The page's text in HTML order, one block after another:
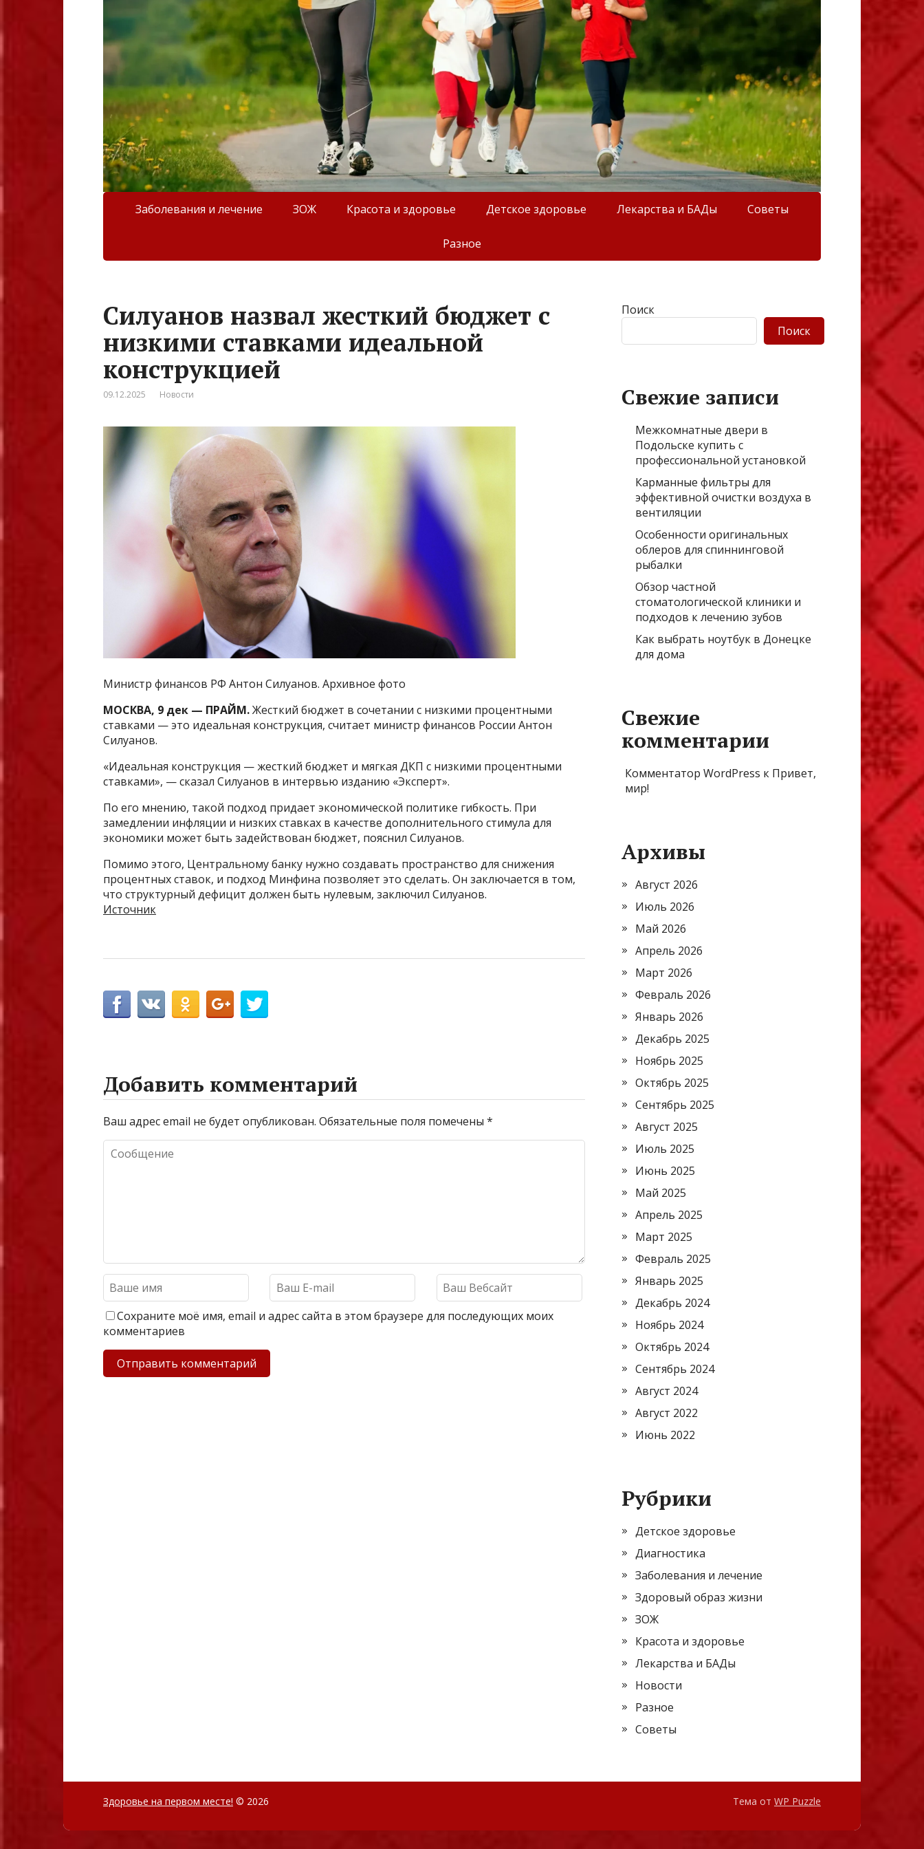
Заболевания и лечение ЗОЖ Красота и здоровье Детское здоровье Лекарства и БАДы Советы
Разное
Силуанов назвал жесткий бюджет с
низкими ставками идеальной
конструкцией
09.12.2025 Новости
Министр финансов РФ Антон Силуанов. Архивное фото
МОСКВА, 9 дек — ПРАЙМ.Жесткий бюджет в сочетании с низкими процентными
ставками — это идеальная конструкция, считает министр финансов России Антон
Силуанов.
«Идеальная конструкция — жесткий бюджет и мягкая ДКП с низкими процентными
ставками», — сказал Силуанов в интервью изданию «Эксперт».
По его мнению, такой подход придает экономической политике гибкость. При
замедлении инфляции и низких ставках в качестве дополнительного стимула для
экономики может быть задействован бюджет, пояснил Силуанов.
Помимо этого, Центральному банку нужно создавать пространство для снижения
процентных ставок, и подход Минфина позволяет это сделать. Он заключается в том,
что структурный дефицит должен быть нулевым, заключил Силуанов.
Источник
Добавить комментарий
Ваш адрес email не будет опубликован. Обязательные поля помечены *
Сохраните моё имя, email и адрес сайта в этом браузере для последующих моих
комментариев
Поиск
Поиск
Свежие записи
Межкомнатные двери в
Подольске купить с
профессиональной установкой
Карманные фильтры для
эффективной очистки воздуха в
вентиляции
Особенности оригинальных
облеров для спиннинговой
рыбалки
Обзор частной
стоматологической клиники и
подходов к лечению зубов
Как выбрать ноутбук в Донецке
для дома
Свежие
комментарии
Комментатор WordPress к Привет,
мир!
Архивы
Август 2026
Июль 2026
Май 2026
Апрель 2026
Март 2026
Февраль 2026
Январь 2026
Декабрь 2025
Ноябрь 2025
Октябрь 2025
Сентябрь 2025
Август 2025
Июль 2025
Июнь 2025
Май 2025
Апрель 2025
Март 2025
Февраль 2025
Январь 2025
Декабрь 2024
Ноябрь 2024
Октябрь 2024
Сентябрь 2024
Август 2024
Август 2022
Июнь 2022
Рубрики
Детское здоровье
Диагностика
Заболевания и лечение
Здоровый образ жизни
ЗОЖ
Красота и здоровье
Лекарства и БАДы
Новости
Разное
Советы
Здоровье на первом месте! © 2026 Тема от WP Puzzle